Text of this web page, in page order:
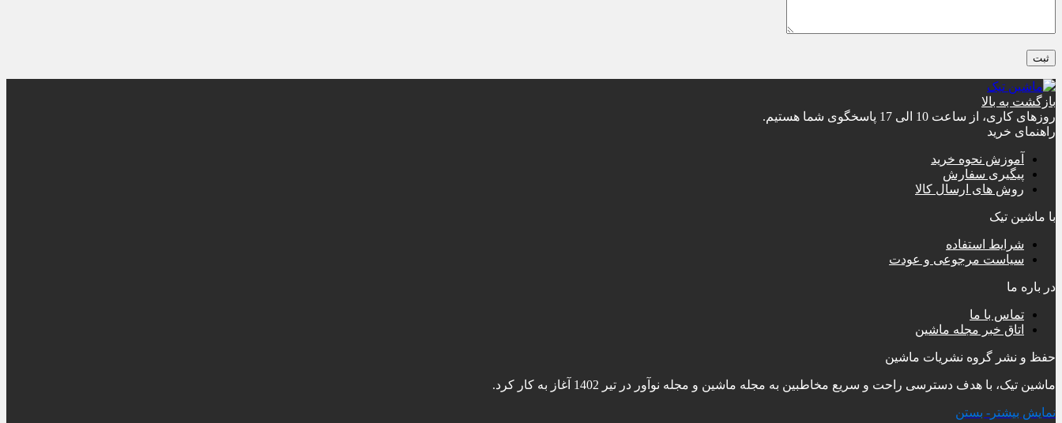
بازگشت به بالا
روزهای کاری، از ساعت 10 الی 17 پاسخگوی شما هستیم.
راهنمای خرید
آموزش نحوه خرید
پیگیری سفارش
روش های ارسال کالا
با ماشین تیک
شرایط استفاده
سیاست مرجوعی و عودت
در باره ما
تماس با ما
اتاق خبر مجله ماشین
حفظ و نشر گروه نشریات ماشین
ماشین تیک، با هدف دسترسی راحت و سریع مخاطبین به مجله ماشین و مجله نوآور در تیر 1402 آغاز به کار کرد.
نمایش بیشتر - بستن